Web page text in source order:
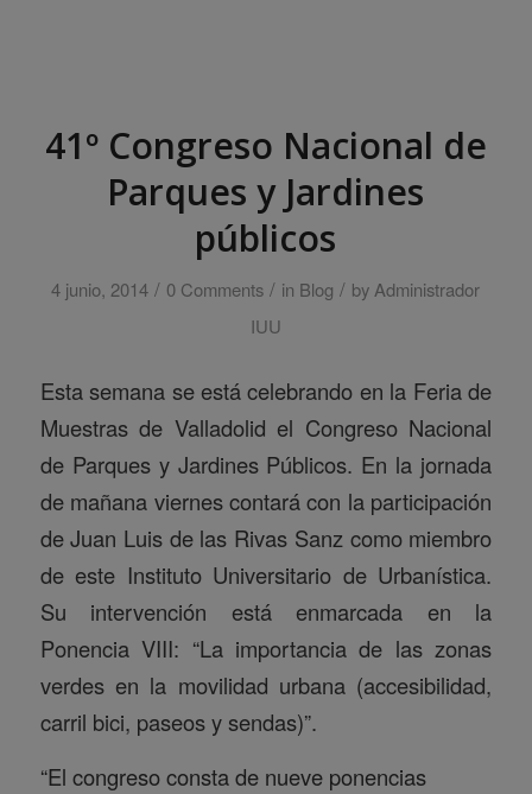
41º Congreso Nacional de
Parques y Jardines
públicos
4 junio, 2014 / 0 Comments / in Blog / by Administrador
IUU
Esta semana se está celebrando en la Feria de
Muestras de Valladolid el Congreso Nacional
de Parques y Jardines Públicos. En la jornada
de mañana viernes contará con la participación
de Juan Luis de las Rivas Sanz como miembro
de este Instituto Universitario de Urbanística.
Su intervención está enmarcada en la
Ponencia VIII: “La importancia de las zonas
verdes en la movilidad urbana (accesibilidad,
carril bici, paseos y sendas)”.
“El congreso consta de nueve ponencias